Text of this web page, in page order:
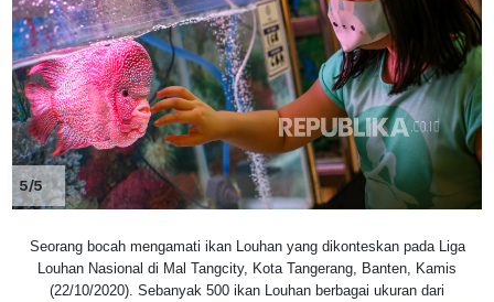
5/5
Seorang bocah mengamati ikan Louhan yang dikonteskan pada Liga
Louhan Nasional di Mal Tangcity, Kota Tangerang, Banten, Kamis
(22/10/2020). Sebanyak 500 ikan Louhan berbagai ukuran dari